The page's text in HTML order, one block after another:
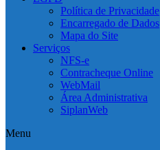
Política de Privacidade
Encarregado de Dados
Mapa do Site
Serviços
NFS-e
Contracheque Online
WebMail
Área Administrativa
SiplanWeb
Menu